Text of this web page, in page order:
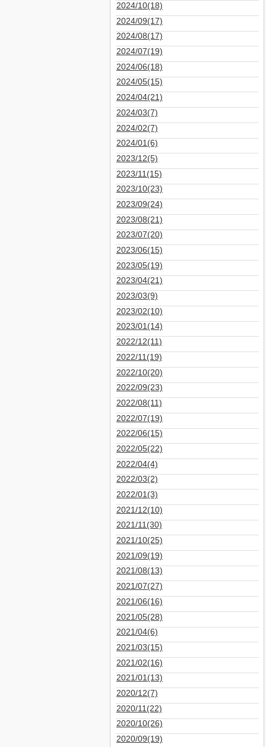
2024/10(18)
2024/09(17)
2024/08(17)
2024/07(19)
2024/06(18)
2024/05(15)
2024/04(21)
2024/03(7)
2024/02(7)
2024/01(6)
2023/12(5)
2023/11(15)
2023/10(23)
2023/09(24)
2023/08(21)
2023/07(20)
2023/06(15)
2023/05(19)
2023/04(21)
2023/03(9)
2023/02(10)
2023/01(14)
2022/12(11)
2022/11(19)
2022/10(20)
2022/09(23)
2022/08(11)
2022/07(19)
2022/06(15)
2022/05(22)
2022/04(4)
2022/03(2)
2022/01(3)
2021/12(10)
2021/11(30)
2021/10(25)
2021/09(19)
2021/08(13)
2021/07(27)
2021/06(16)
2021/05(28)
2021/04(6)
2021/03(15)
2021/02(16)
2021/01(13)
2020/12(7)
2020/11(22)
2020/10(26)
2020/09(19)